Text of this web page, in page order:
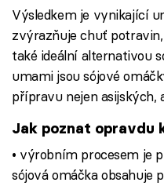
Výsledkem je vynikající
zvýrazňuje chuť
také ideální alternativou
umami jsou sójové
přípravu nejen asijských,
Jak poznat opravdu
• výrobním procesem je
sójová omáčka obsahuje